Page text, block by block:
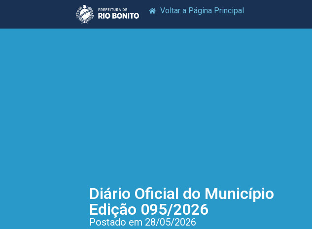
Voltar a Página Principal
Diário Oficial do Município
Edição 095/2026
Postado em 28/05/2026